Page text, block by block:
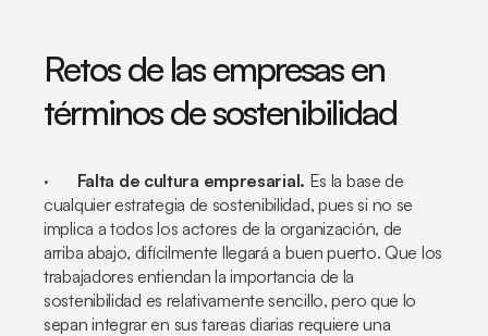
Retos de las empresas en
términos de sostenibilidad
· Falta de cultura empresarial. Es la base de
cualquier estrategia de sostenibilidad, pues si no se
implica a todos los actores de la organización, de
arriba abajo, difícilmente llegará a buen puerto. Que los
trabajadores entiendan la importancia de la
sostenibilidad es relativamente sencillo, pero que lo
sepan integrar en sus tareas diarias requiere una